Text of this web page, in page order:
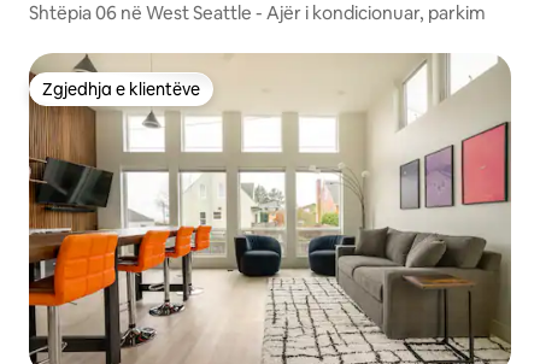
Shtëpia 06 në West Seattle - Ajër i kondicionuar, parkim
Zgjedhja e klientëve
Zgjedhja e klientëve